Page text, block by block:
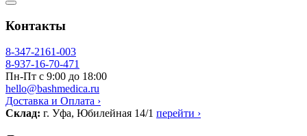
Контакты
8-347-2161-003
8-937-16-70-471
Пн-Пт с 9:00 до 18:00
hello@bashmedica.ru
Доставка и Оплата ›
Склад: г. Уфа, Юбилейная 14/1 перейти ›